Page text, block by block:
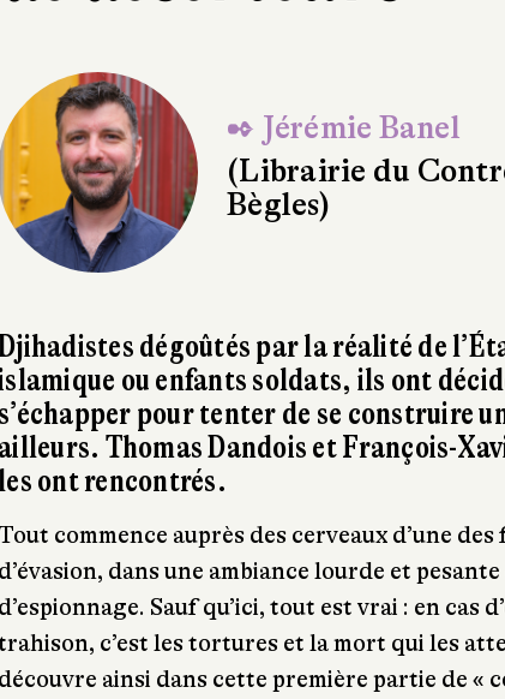
✒ Jérémie Banel
(Librairie du
Bègles)
dégoûtés par la réalité de
ou enfants soldats, ils ont
s’échapper pour tenter de se construire
ailleurs. Thomas Dandois et François-
ont rencontrés.
Tout commence auprès des cerveaux d’une des
d’évasion, dans une ambiance lourde et
d’espionnage. Sauf qu’ici, tout est vrai : en cas
c’est les tortures et la mort qui les
découvre ainsi dans cette première partie de «